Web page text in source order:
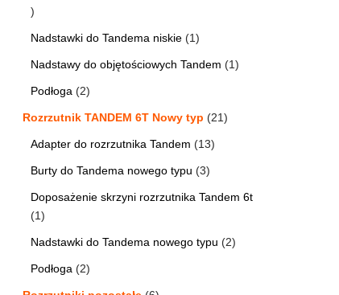
Nadstawki do Tandema niskie 1
Nadstawy do objętościowych Tandem 1
Podłoga 2
Rozrzutnik TANDEM 6T Nowy typ 21
Adapter do rozrzutnika Tandem 13
Burty do Tandema nowego typu 3
Doposażenie skrzyni rozrzutnika Tandem 6t
1
Nadstawki do Tandema nowego typu 2
Podłoga 2